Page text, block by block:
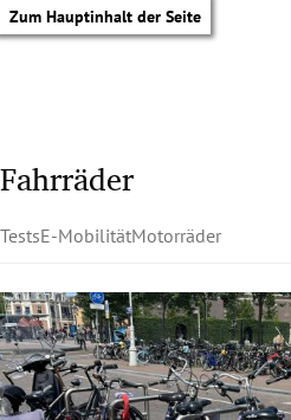
Zum Hauptinhalt der Seite
Fahrräder
TestsE-MobilitätMotorräder